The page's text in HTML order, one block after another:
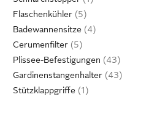
Flaschenkühler
Badewannensitze
Cerumenfilter
Plissee-Befestigungen
Gardinenstangenhalter
Stützklappgriffe